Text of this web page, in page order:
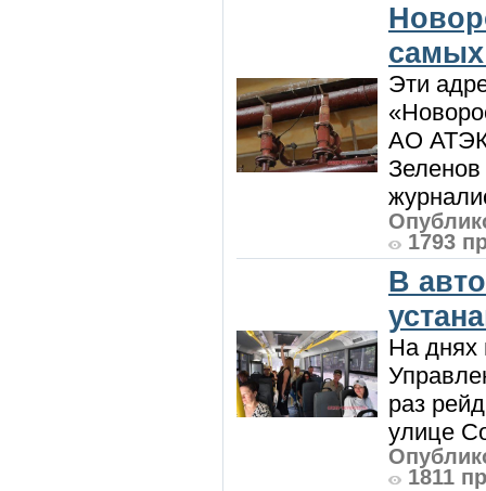
Эти
АО АТЭК
Зеленов
1793
В
На днях
раз
улице
1811